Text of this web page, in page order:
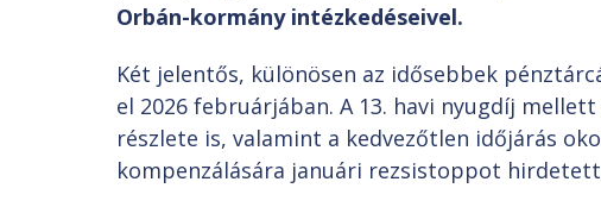
Orbán-kormány intézkedéseivel.
Két jelentős, különösen az idősebbek
el 2026 februárjában. A 13. havi nyugdíj
részlete is, valamint a kedvezőtlen időjárás
kompenzálására januári rezsistoppot